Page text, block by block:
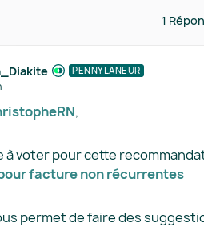
1
PENNYLANEUR
,
à voter pour cette
facture non récurrentes​
permet de faire des